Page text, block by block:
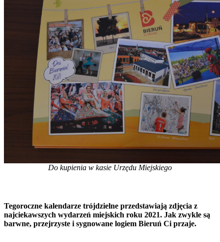
Do kupienia w kasie Urzędu Miejskiego
Tegoroczne kalendarze trójdzielne przedstawiają zdjęcia z
najciekawszych wydarzeń miejskich roku 2021. Jak zwykle są
barwne, przejrzyste i sygnowane logiem Bieruń Ci przaje.